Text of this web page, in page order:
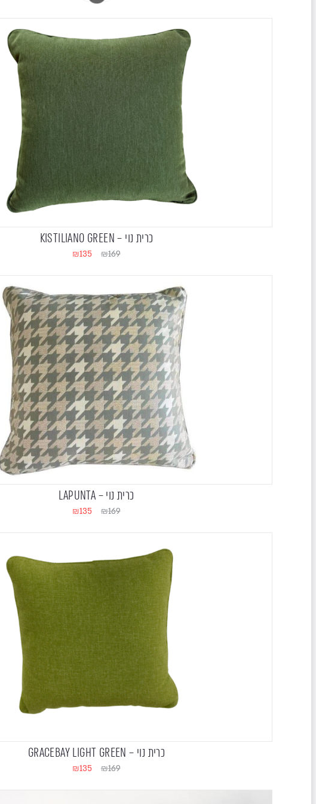
כרית נוי – KISTILIANO GREEN
₪169
₪135
כרית נוי – LAPUNTA
₪169
₪135
כרית נוי – GRACEBAY LIGHT GREEN
₪169
₪135